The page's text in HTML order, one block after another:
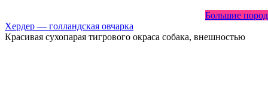
Большие
Хердер — голландская овчарка
Красивая сухопарая тигрового окраса собака, внешностью